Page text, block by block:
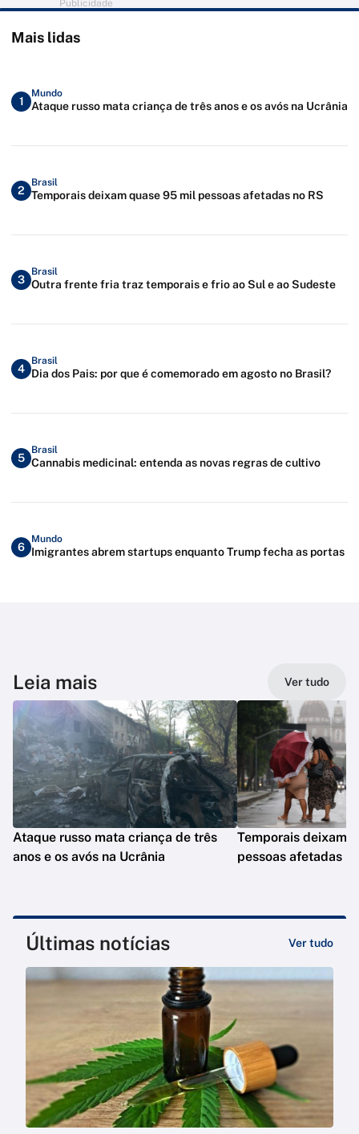
Publicidade
Mais lidas
1
Mundo
Ataque russo mata criança de três anos e os avós na Ucrânia
2
Brasil
Temporais deixam quase 95 mil pessoas afetadas no RS
3
Brasil
Outra frente fria traz temporais e frio ao Sul e ao Sudeste
4
Brasil
Dia dos Pais: por que é comemorado em agosto no Brasil?
5
Brasil
Cannabis medicinal: entenda as novas regras de cultivo
6
Mundo
Imigrantes abrem startups enquanto Trump fecha as portas
Leia mais Ver tudo
Ataque russo mata criança de três
anos e os avós na Ucrânia
Temporais deixam
pessoas afetadas
Últimas notícias Ver tudo